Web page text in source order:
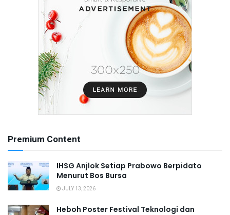
Premium Content
IHSG Anjlok Setiap Prabowo Berpidato
Menurut Bos Bursa
JULY 13, 2026
Heboh Poster Festival Teknologi dan